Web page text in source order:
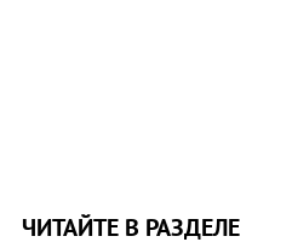
ЧИТАЙТЕ В РАЗДЕЛЕ